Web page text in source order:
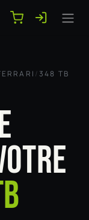
/348 TB